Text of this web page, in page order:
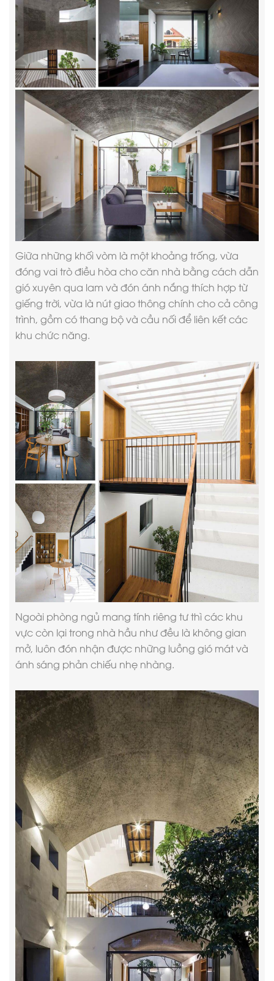
Giữa những khối vòm là một khoảng trống, vừa
đóng vai trò điều hòa cho căn nhà bằng cách dẫn
gió xuyên qua lam và đón ánh nắng thích hợp từ
giếng trời, vừa là nút giao thông chính cho cả công
trình, gồm có thang bộ và cầu nối để liên kết các
khu chức năng.
Ngoài phòng ngủ mang tính riêng tư thì các khu
vực còn lại trong nhà hầu như đều là không gian
mở, luôn đón nhận được những luồng gió mát và
ánh sáng phản chiếu nhẹ nhàng.